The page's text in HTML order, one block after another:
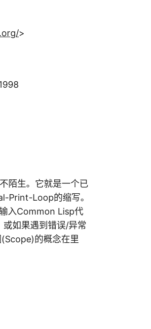
>
陌生。它就是一个已
Print-Loop的缩写。
入Common Lisp代
如果遇到错误/异常
的概念在里